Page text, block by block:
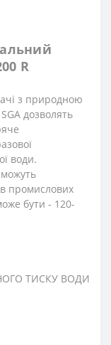
R
з природною
дозволять
води.
можуть
в промислових
бути - 120-
ТИСКУ ВОДИ